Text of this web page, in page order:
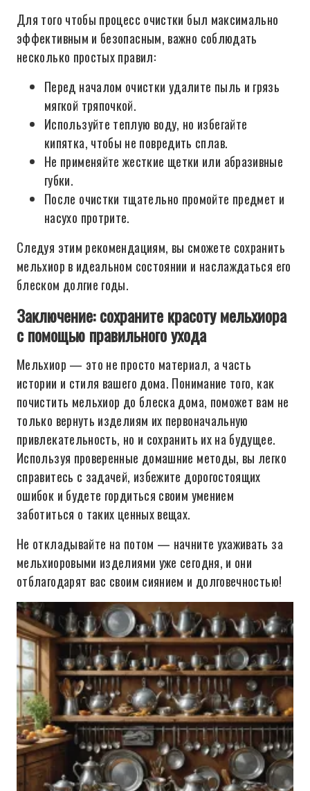
Для того чтобы процесс очистки был максимально
эффективным и безопасным, важно соблюдать
несколько простых правил:
Перед началом очистки удалите пыль и грязь
мягкой тряпочкой.
Используйте теплую воду, но избегайте
кипятка, чтобы не повредить сплав.
Не применяйте жесткие щетки или абразивные
губки.
После очистки тщательно промойте предмет и
насухо протрите.
Следуя этим рекомендациям, вы сможете сохранить
мельхиор в идеальном состоянии и наслаждаться его
блеском долгие годы.
Заключение: сохраните красоту мельхиора
с помощью правильного ухода
Мельхиор — это не просто материал, а часть
истории и стиля вашего дома. Понимание того, как
почистить мельхиор до блеска дома, поможет вам не
только вернуть изделиям их первоначальную
привлекательность, но и сохранить их на будущее.
Используя проверенные домашние методы, вы легко
справитесь с задачей, избежите дорогостоящих
ошибок и будете гордиться своим умением
заботиться о таких ценных вещах.
Не откладывайте на потом — начните ухаживать за
мельхиоровыми изделиями уже сегодня, и они
отблагодарят вас своим сиянием и долговечностью!